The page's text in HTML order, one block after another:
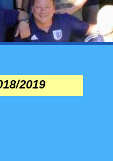
2019